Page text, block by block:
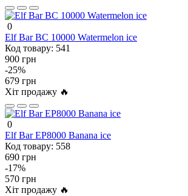
0
Elf Bar BC 10000 Watermelon ice
Код товару: 541
900 грн
-25%
679 грн
Хіт продажу 🔥
0
Elf Bar EP8000 Banana ice
Код товару: 558
690 грн
-17%
570 грн
Хіт продажу 🔥